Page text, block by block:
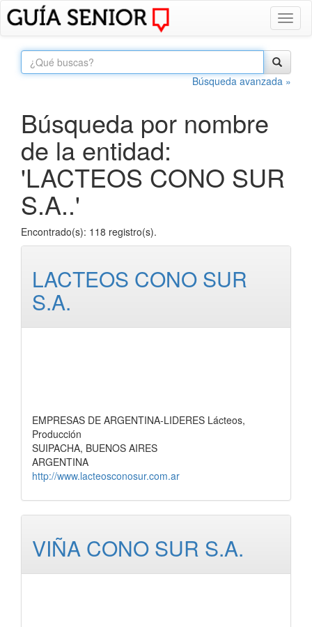
Búsqueda avanzada »
Búsqueda por nombre
de la entidad:
'LACTEOS CONO SUR
S.A..'
Encontrado(s): 118 registro(s).
LACTEOS CONO SUR
S.A.
EMPRESAS DE ARGENTINA-LIDERES Lácteos,
Producción
SUIPACHA, BUENOS AIRES
ARGENTINA
http://www.lacteosconosur.com.ar
VIÑA CONO SUR S.A.